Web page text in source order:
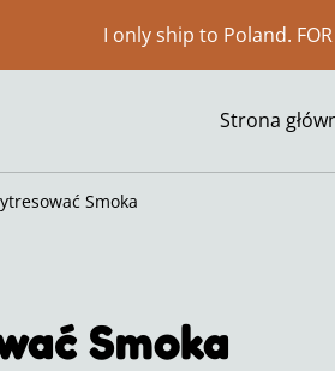
I only ship to Poland. FOR
Strona
Smoka
Smoka